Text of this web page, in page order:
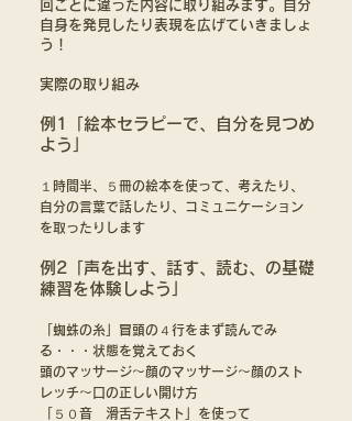
​回ごとに違った内容に取り組みます。自分
自身を発見したり表現を広げていきましょ
う！
実際の取り組み
例1「絵本セラピーで、自分を見つめ
よう」
１時間半、５冊の絵本を使って、考えたり、
自分の言葉で話したり、コミュニケーション
を取ったりします
例2「声を出す、話す、読む、の基礎
練習を体験しよう」
「蜘蛛の糸」冒頭の４行をまず読んでみ
る・・・状態を覚えておく
頭のマッサージ〜顔のマッサージ〜顔のスト
レッチ〜口の正しい開け方
「５０音 滑舌テキスト」を使って